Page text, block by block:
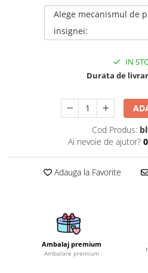
Brelocuri din Inox
Accesorii de Bucatarie
Personalizate
Tocatoare Personalizate
Suporturi de Pahare
Manusi Personalizate
Personalizate
Termosuri Personalizate
Desfacatoare si Tirbusoane
Alege mecanismul de
insignei:
IN
Durata de
Cod Produs:
Ai nevoie de ajutor?
Adauga la Favorite
Ambalaj premium
Ambalare premium